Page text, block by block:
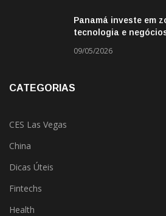
Panamá investe em
tecnologia e
09/05/2026
CATEGORIAS
CES Las Vegas
China
Dicas Úteis
Fintechs
Health